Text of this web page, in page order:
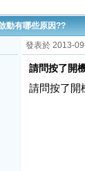
動有哪些原因??
發表於 2013-
請問按了開
請問按了開